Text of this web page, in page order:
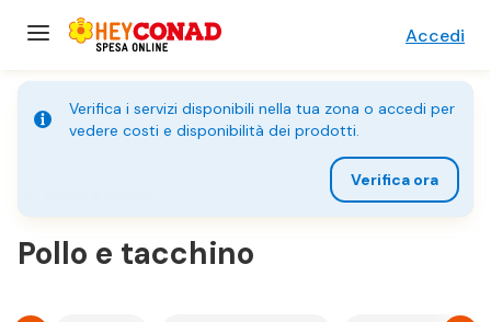
Accedi
Verifica i servizi disponibili nella tua zona o accedi per
vedere costi e disponibilità dei prodotti.
Verifica ora
Pollo e tacchino